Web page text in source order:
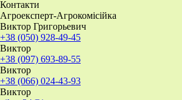
Контакти
Агроексперт-Агрокомісійка
Виктор Григорьевич
+38 (050) 928-49-45
Виктор
+38 (097) 693-89-55
Виктор
+38 (066) 024-43-93
Виктор